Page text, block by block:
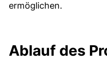
ermöglichen.
Ablauf des